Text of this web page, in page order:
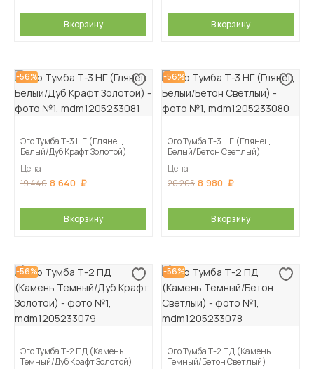
В корзину В корзину
-56%
Эго Тумба Т-3 НГ (Глянец
Белый/Дуб Крафт Золотой)
Цена
19 440 8 640
В корзину
-56%
Эго Тумба Т-3 НГ (Глянец
Белый/Бетон Светлый)
Цена
20 205 8 980
В корзину
-56%
Эго Тумба Т-2 ПД (Камень
Темный/Дуб Крафт Золотой)
-56%
Эго Тумба Т-2 ПД (Камень
Темный/Бетон Светлый)